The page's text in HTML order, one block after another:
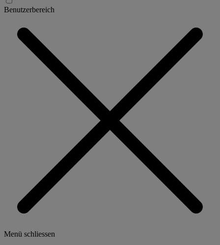
Benutzerbereich
Menü schliessen